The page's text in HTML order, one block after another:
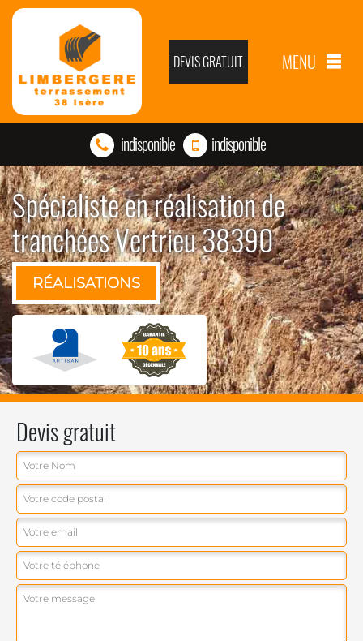
DEVIS GRATUIT MENU
indisponible indisponible
Spécialiste en réalisation de
tranchées Vertrieu 38390
RÉALISATIONS
Devis gratuit